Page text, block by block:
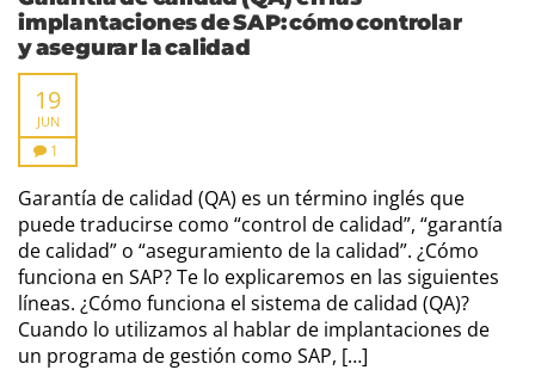
implantaciones de SAP: cómo controlar
y asegurar la calidad
19
JUN
1
Garantía de calidad (QA) es un término inglés que
puede traducirse como “control de calidad”, “garantía
de calidad” o “aseguramiento de la calidad”. ¿Cómo
funciona en SAP? Te lo explicaremos en las siguientes
líneas. ¿Cómo funciona el sistema de calidad (QA)?
Cuando lo utilizamos al hablar de implantaciones de
un programa de gestión como SAP, […]